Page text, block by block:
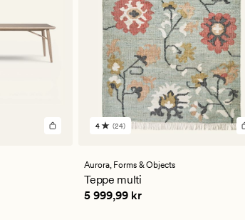
24
en
gjennomsnittlig
vurdering
på
4 (24)
Aurora, Forms & Objects
Teppe multi
Pris 5 999,99 kr
5 999,99 kr